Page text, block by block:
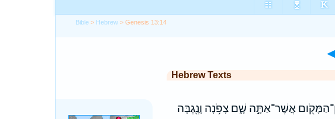
Bible > Hebrew > Genesis 13:14
Hebrew Texts
אֲשֶׁר־אַתָּ֣ה שָׁ֑ם צָפֹ֥נָה וָנֶ֖גְבָּה